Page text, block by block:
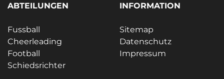
ABTEILUNGEN
Fussball
Cheerleading
Football
Schiedsrichter
INFORMATION
Sitemap
Datenschutz
Impressum